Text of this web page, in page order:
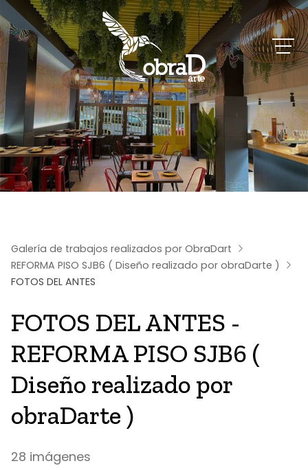
Galería de trabajos realizados por ObraDart
REFORMA PISO SJB6 ( Diseño realizado por obraDarte )
FOTOS DEL ANTES
FOTOS DEL ANTES -
REFORMA PISO SJB6 (
Diseño realizado por
obraDarte )
28 imágenes